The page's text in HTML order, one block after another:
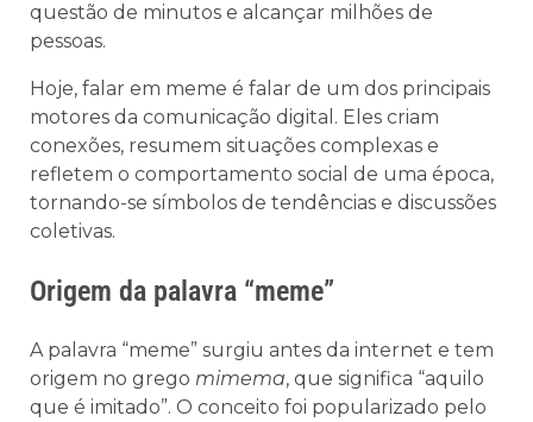
questão de minutos e alcançar milhões de
pessoas.
Hoje, falar em meme é falar de um dos principais
motores da comunicação digital. Eles criam
conexões, resumem situações complexas e
refletem o comportamento social de uma época,
tornando-se símbolos de tendências e discussões
coletivas.
Origem da palavra “meme”
A palavra “meme” surgiu antes da internet e tem
origem no grego mimema, que significa “aquilo
que é imitado”. O conceito foi popularizado pelo